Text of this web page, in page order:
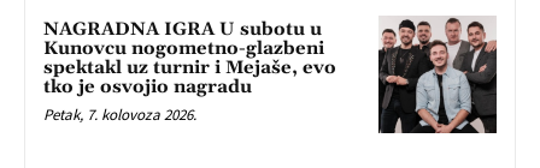
NAGRADNA IGRA U subotu u
Kunovcu nogometno-glazbeni
spektakl uz turnir i Mejaše, evo
tko je osvojio nagradu
Petak, 7. kolovoza 2026.